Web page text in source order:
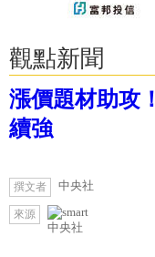
觀點新聞
漲價題材助攻
續強
撰文者 中央社
來源
中央社